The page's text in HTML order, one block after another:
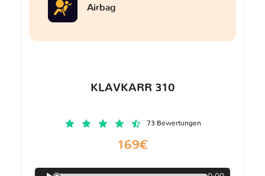
Airbag
KLAVKARR 310
73 Bewertungen
169€